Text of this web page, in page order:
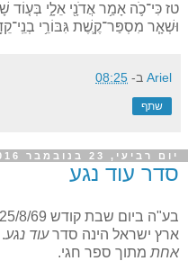
טז כִּי־כֹ֛ה אָמַ֥ר אֲדֹנָ֖י אֵלָ֑י בְּע֤וֹד
וּשְׁאָ֧ר מִסְפַּר־קֶ֛שֶׁת גִּבּוֹרֵ֥י
Ariel ב- 08:25
שתף
יום רביעי, 23 בנובמבר 2016
סדר עוד נגע
ארץ ישראל הינה סדרעוד נגע
אחת מתוך ספר חגי.